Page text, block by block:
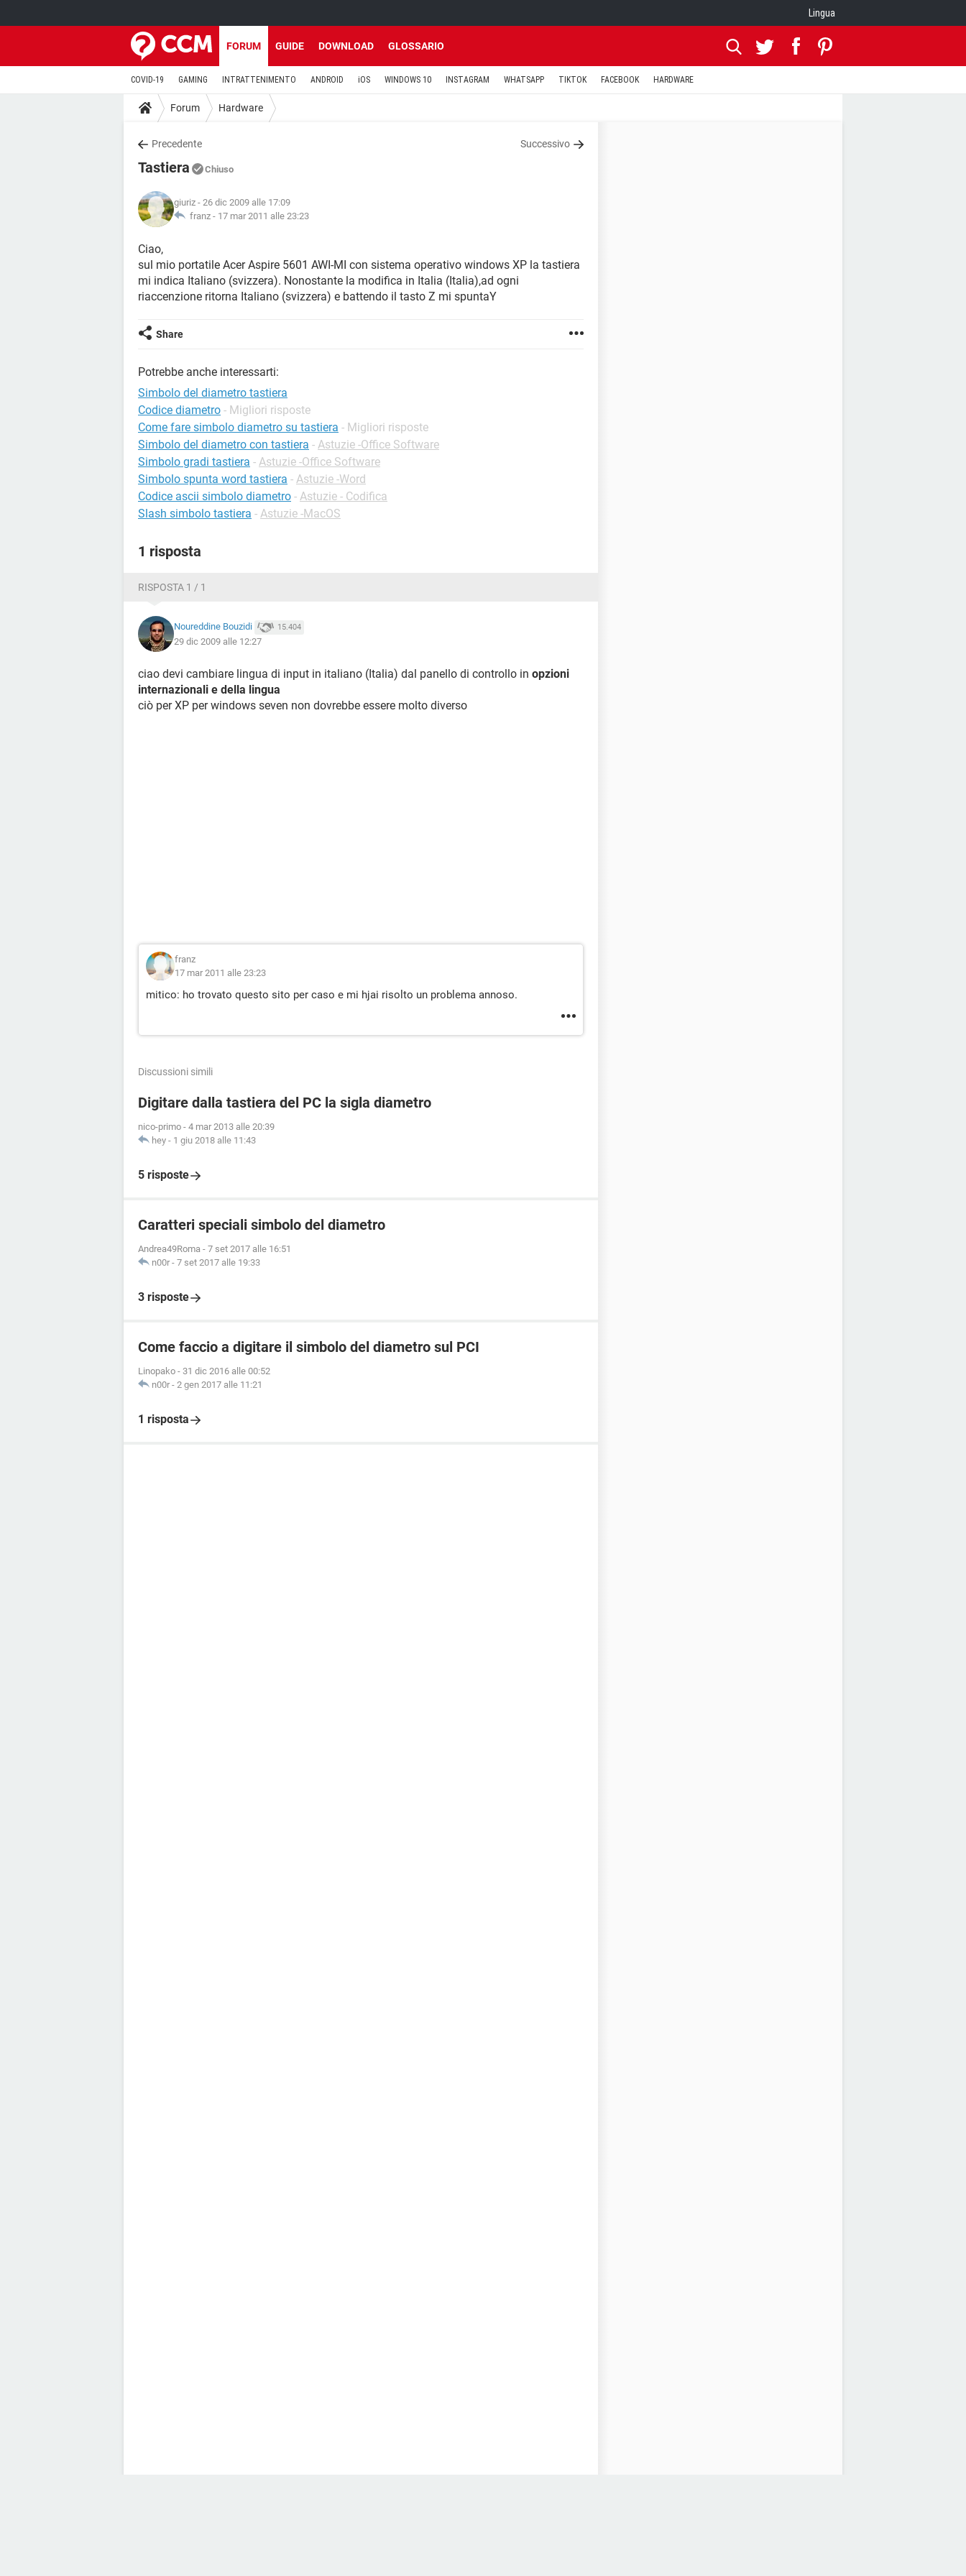
Lingua
FORUM GUIDE DOWNLOAD GLOSSARIO
COVID-19 GAMING INTRATTENIMENTO ANDROID iOS WINDOWS 10 INSTAGRAM WHATSAPP TIKTOK FACEBOOK HARDWARE
Forum Hardware
Precedente Successivo
Tastiera Chiuso
giuriz - 26 dic 2009 alle 17:09
franz - 17 mar 2011 alle 23:23
Ciao,
sul mio portatile Acer Aspire 5601 AWI-MI con sistema operativo windows XP la tastiera
mi indica Italiano (svizzera). Nonostante la modifica in Italia (Italia),ad ogni
riaccenzione ritorna Italiano (svizzera) e battendo il tasto Z mi spuntaY
Share
Potrebbe anche interessarti:
Simbolo del diametro tastiera
Codice diametro - Migliori risposte
Come fare simbolo diametro su tastiera - Migliori risposte
Simbolo del diametro con tastiera - Astuzie -Office Software
Simbolo gradi tastiera - Astuzie -Office Software
Simbolo spunta word tastiera - Astuzie -Word
Codice ascii simbolo diametro - Astuzie - Codifica
Slash simbolo tastiera - Astuzie -MacOS
1 risposta
RISPOSTA 1 / 1
Noureddine Bouzidi 15.404
29 dic 2009 alle 12:27
ciao devi cambiare lingua di input in italiano (Italia) dal panello di controllo in opzioni
internazionali e della lingua
ciò per XP per windows seven non dovrebbe essere molto diverso
franz
17 mar 2011 alle 23:23
mitico: ho trovato questo sito per caso e mi hjai risolto un problema annoso.
Discussioni simili
Digitare dalla tastiera del PC la sigla diametro
nico-primo - 4 mar 2013 alle 20:39
hey - 1 giu 2018 alle 11:43
5 risposte
Caratteri speciali simbolo del diametro
Andrea49Roma - 7 set 2017 alle 16:51
n00r - 7 set 2017 alle 19:33
3 risposte
Come faccio a digitare il simbolo del diametro sul PCI
Linopako - 31 dic 2016 alle 00:52
n00r - 2 gen 2017 alle 11:21
1 risposta